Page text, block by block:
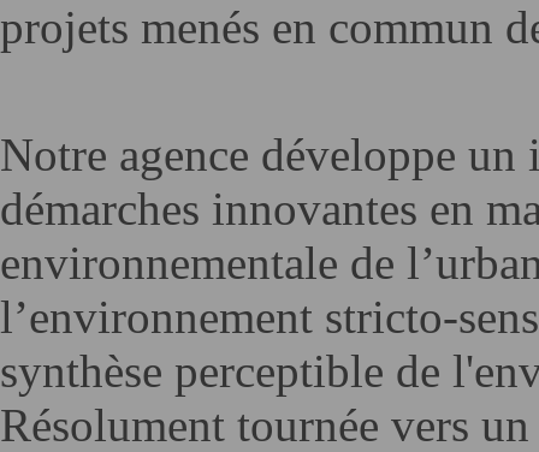
projets menés en commun
Notre agence développe
démarches innovantes en
environnementale de
l’environnement stricto-
synthèse perceptible de
Résolument tournée vers